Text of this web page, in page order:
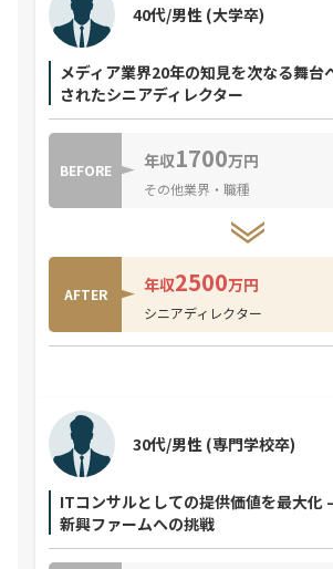
メディア業界20年の知見を次なる舞台
されたシニアディレクター
40代/男性 (大学卒)
BEFORE 年収1700万円
その他業界・職種
AFTER 年収2500万円
シニアディレクター
ITコンサルとしての提供価値を最大化
新興ファームへの挑戦
30代/男性 (専門学校卒)